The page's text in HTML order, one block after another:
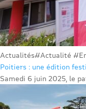
Actualités#Actualité
Poitiers : une édition
Samedi 6 juin 2025, le